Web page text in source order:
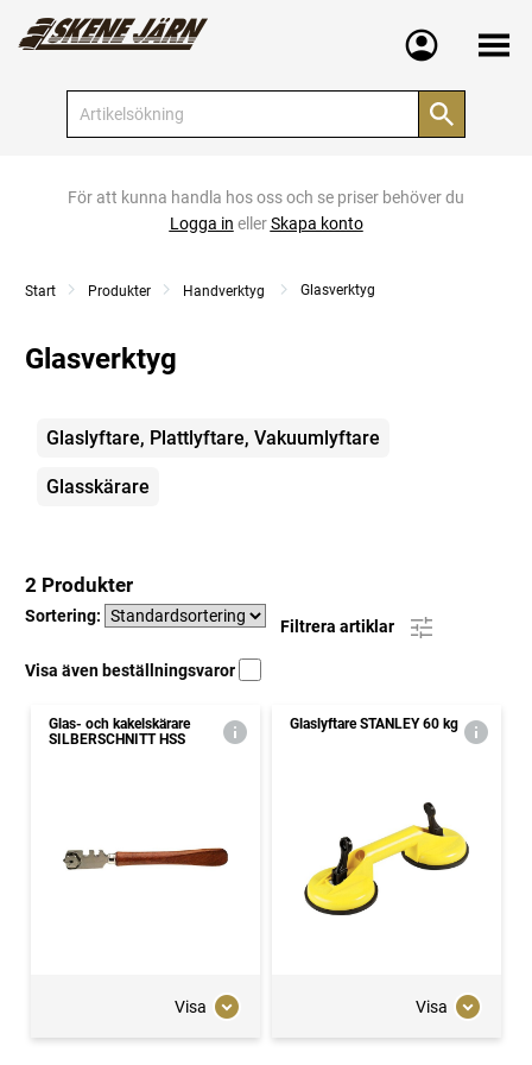
Meny
För att kunna handla hos oss och se priser behöver du
Logga in ellerSkapa konto
Start Produkter Handverktyg Glasverktyg
Glasverktyg
Kategorier
Glaslyftare, Plattlyftare, Vakuumlyftare
Glasskärare
2 Produkter
Sortering:
Filtrera artiklar
Visa även beställningsvaror
Glas- och kakelskärare
SILBERSCHNITT HSS
Visa
Glaslyftare STANLEY 60 kg
Visa